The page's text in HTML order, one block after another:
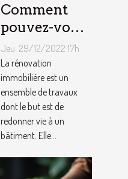
Comment
pouvez-vous
faire une
rénovation
immobilière
?
Jeu. 29/12/2022 17h
La rénovation
immobilière est un
ensemble de travaux
dont le but est de
redonner vie à un
bâtiment. Elle...